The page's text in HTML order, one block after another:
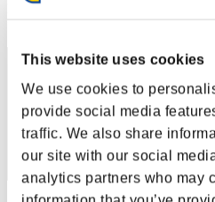
This website uses cookies
We use cookies to
provide social media
traffic. We also share
our site with our social
analytics partners who may
Posición
1